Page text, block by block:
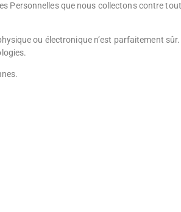
Personnelles que nous collectons contre
ou électronique n’est parfaitement